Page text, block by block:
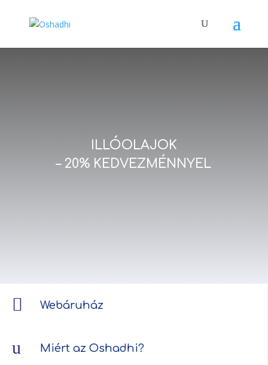
ILLÓOLAJOK
– 20% KEDVEZMÉNNYEL
 Webáruház
u Miért az Oshadhi?